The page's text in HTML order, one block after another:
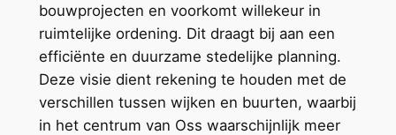
bouwprojecten en voorkomt willekeur in
ruimtelijke ordening. Dit draagt bij aan een
efficiënte en duurzame stedelijke planning.
Deze visie dient rekening te houden met de
verschillen tussen wijken en buurten, waarbij
in het centrum van Oss waarschijnlijk meer